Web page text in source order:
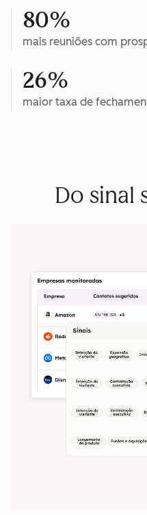
80%
mais reuniões com
26%
maior taxa de
Do sinal